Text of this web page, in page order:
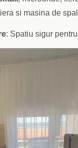
si masina de
: Spatiu sigur